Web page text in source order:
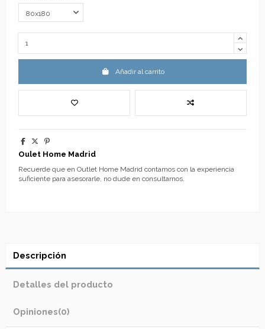
Añadir al carrito
Oulet Home Madrid
Recuerde que en Outlet Home Madrid contamos con la experiencia
suficiente para asesorarle, no dude en consultarnos.
Descripción
Detalles del producto
Opiniones(0)